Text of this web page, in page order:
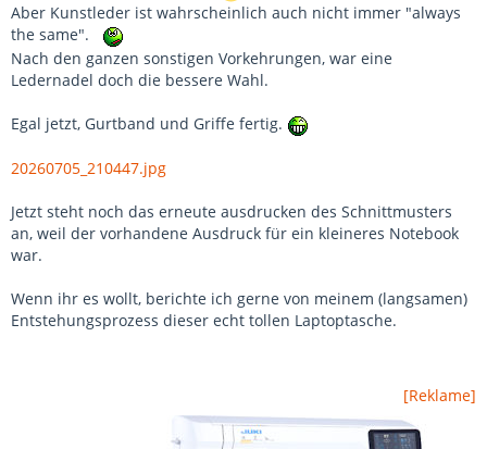
Aber Kunstleder ist wahrscheinlich auch nicht immer "always
the same".
Nach den ganzen sonstigen Vorkehrungen, war eine
Ledernadel doch die bessere Wahl.
Egal jetzt, Gurtband und Griffe fertig.
20260705_210447.jpg
Jetzt steht noch das erneute ausdrucken des Schnittmusters
an, weil der vorhandene Ausdruck für ein kleineres Notebook
war.
Wenn ihr es wollt, berichte ich gerne von meinem (langsamen)
Entstehungsprozess dieser echt tollen Laptoptasche.
[Reklame]